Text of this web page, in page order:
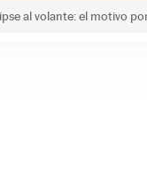
al volante: el motivo